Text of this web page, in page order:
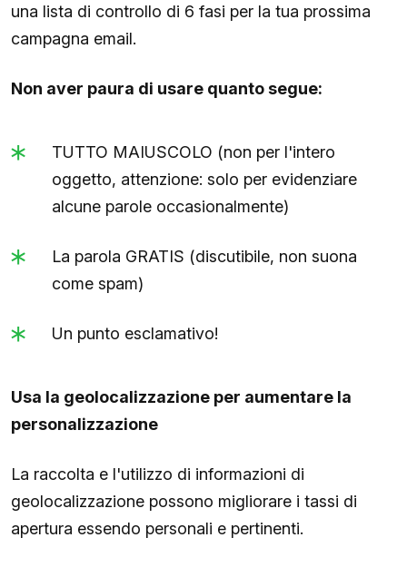
una lista di controllo di 6 fasi per la tua prossima
campagna email.
Non aver paura di usare quanto segue:
TUTTO MAIUSCOLO (non per l'intero
oggetto, attenzione: solo per evidenziare
alcune parole occasionalmente)
La parola GRATIS (discutibile, non suona
come spam)
Un punto esclamativo!
Usa la geolocalizzazione per aumentare la
personalizzazione
La raccolta e l'utilizzo di informazioni di
geolocalizzazione possono migliorare i tassi di
apertura essendo personali e pertinenti.